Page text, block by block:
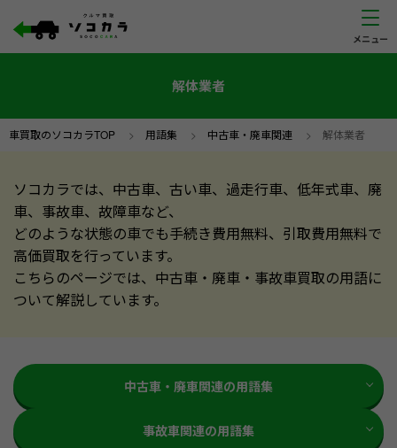
解体業者
車買取のソコカラTOP > 用語集 > 中古車・廃車関連 > 解体業者
ソコカラでは、中古車、古い車、過走行車、低年式車、廃
車、事故車、故障車など、
どのような状態の車でも手続き費用無料、引取費用無料で
高価買取を行っています。
こちらのページでは、中古車・廃車・事故車買取の用語に
ついて解説しています。
中古車・廃車関連の用語集
事故車関連の用語集